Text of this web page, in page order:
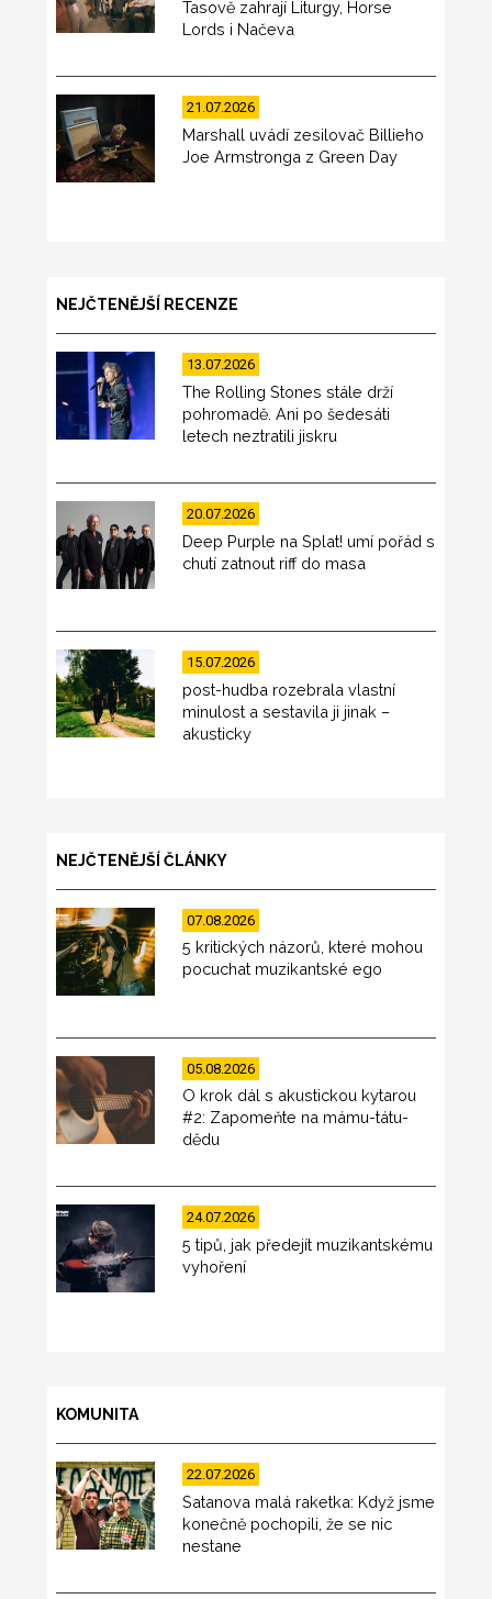
Tasově zahrají Liturgy, Horse
Lords i Načeva
21.07.2026
Marshall uvádí zesilovač Billieho
Joe Armstronga z Green Day
NEJČTENĚJŠÍ RECENZE
13.07.2026
The Rolling Stones stále drží
pohromadě. Ani po šedesáti
letech neztratili jiskru
20.07.2026
Deep Purple na Splat! umí pořád s
chutí zatnout riff do masa
15.07.2026
post-hudba rozebrala vlastní
minulost a sestavila ji jinak –
akusticky
NEJČTENĚJŠÍ ČLÁNKY
07.08.2026
5 kritických názorů, které mohou
pocuchat muzikantské ego
05.08.2026
O krok dál s akustickou kytarou
#2: Zapomeňte na mámu-tátu-
dědu
24.07.2026
5 tipů, jak předejít muzikantskému
vyhoření
KOMUNITA
22.07.2026
Satanova malá raketka: Když jsme
konečně pochopili, že se nic
nestane